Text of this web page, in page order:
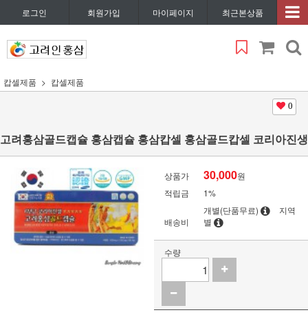
로그인 회원가입 마이페이지 최근본상품
캅셀제품 캅셀제품
0
고려홍삼골드캡슐 홍삼캡슐 홍삼캅셀 홍삼골드캅셀 코리아진생
상품가 30,000원
적립금
1%
배송비
개별(단품무료)
지역
별
수량